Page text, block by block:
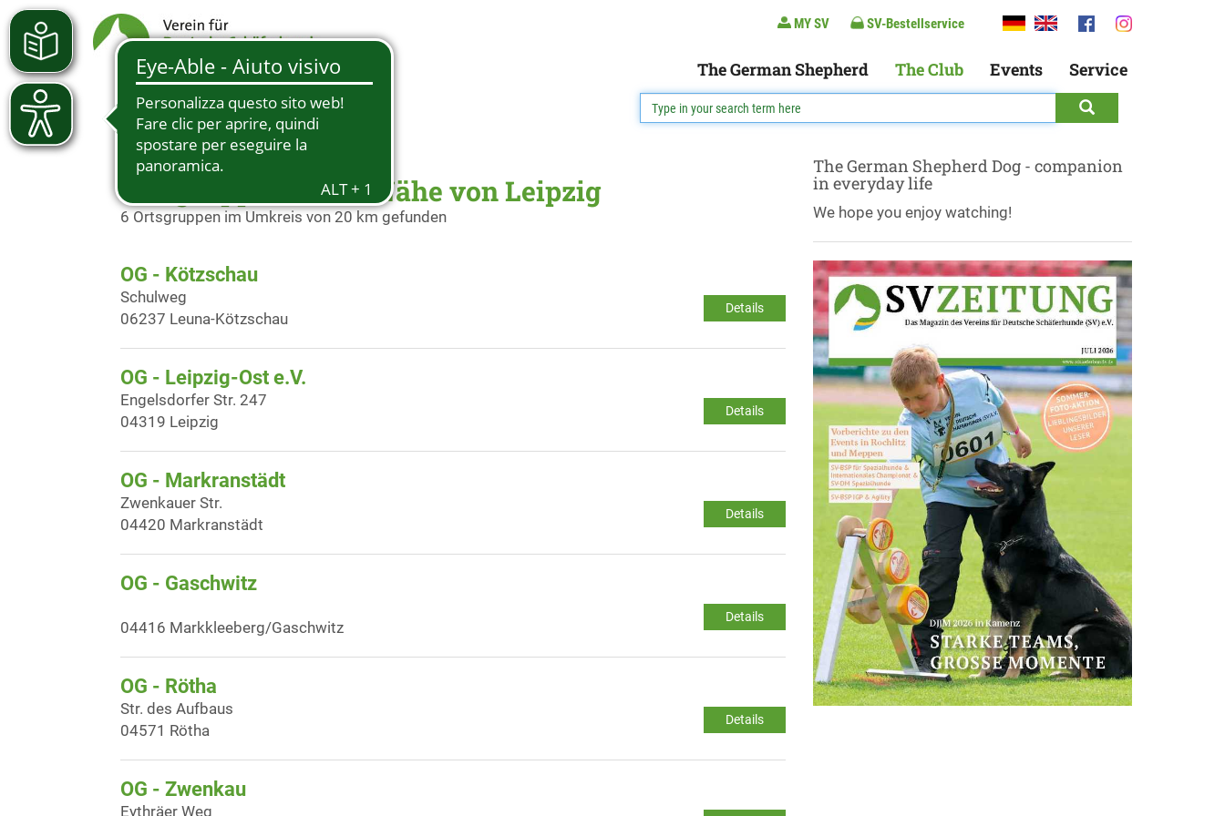
MY SV SV-Bestellservice
The German Shepherd The Club Events Service
Ortsgruppen in der Nähe von Leipzig
6 Ortsgruppen im Umkreis von 20 km gefunden
OG - Kötzschau
Details
Schulweg
06237 Leuna-Kötzschau
OG - Leipzig-Ost e.V.
Details
Engelsdorfer Str. 247
04319 Leipzig
OG - Markranstädt
Details
Zwenkauer Str.
04420 Markranstädt
OG - Gaschwitz
Details
04416 Markkleeberg/Gaschwitz
OG - Rötha
Details
Str. des Aufbaus
04571 Rötha
OG - Zwenkau
Eythräer Weg
The German Shepherd Dog - companion
in everyday life
We hope you enjoy watching!